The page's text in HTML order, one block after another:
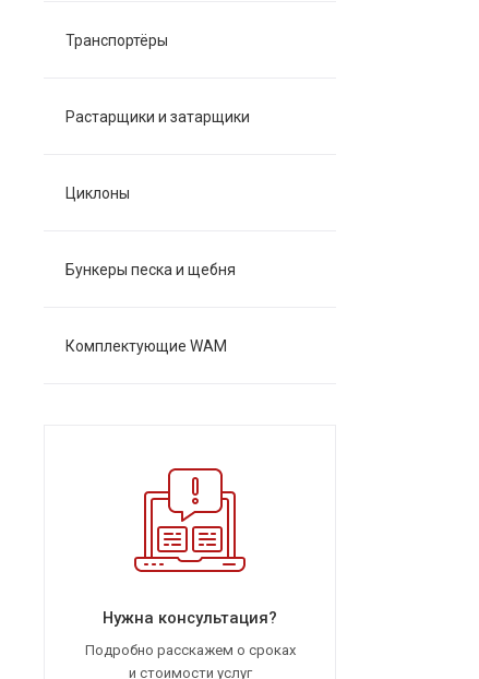
Транспортёры
Растарщики и затарщики
Циклоны
Бункеры песка и щебня
Комплектующие WAM
Нужна консультация?
Подробно расскажем о сроках
и стоимости услуг